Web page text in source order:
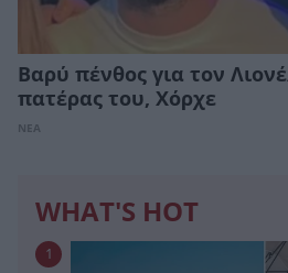
Βαρύ πένθος για τον
πατέρας του, Χόρχε
ΝΕΑ
WHAT'S HOT
1